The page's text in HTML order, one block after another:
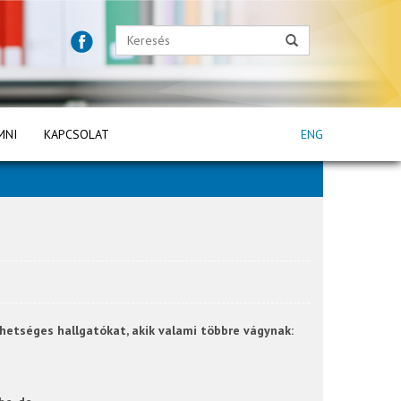
KAPCSOLAT ENG
hallgatókat, akik valami többre vágynak: